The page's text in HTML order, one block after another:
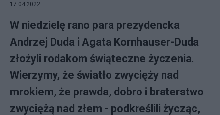
17.04.2022
W niedzielę rano para prezydencka
Andrzej Duda i Agata Kornhauser-Duda
złożyli rodakom świąteczne życzenia.
Wierzymy, że światło zwycięży nad
mrokiem, że prawda, dobro i braterstwo
zwyciężą nad złem - podkreślili życząc,